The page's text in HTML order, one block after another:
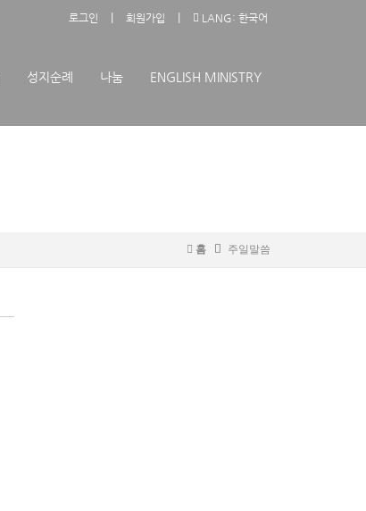
로그인 회원가입 LANG: 한국어
성지순례 나눔 ENGLISH MINISTRY
홈 주일말씀